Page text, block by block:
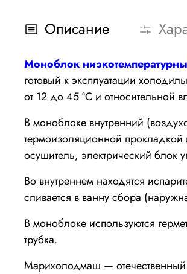
Описание
Моноблок
готовый к эксплуатации
от 12 до 45 ºС и относительной
В моноблоке внутренний
термоизоляционной
осушитель, электрический блок
Во внутреннем находятся
сливается в ванну сбора
В моноблоке используются
трубка.
Марихолодмаш — отечественный